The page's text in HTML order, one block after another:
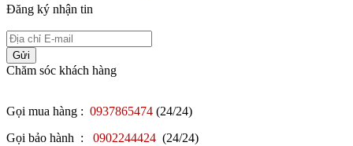
Đăng ký nhận tin
Gửi
Chăm sóc khách hàng
Gọi mua hàng : 0937865474 (24/24)
Gọi bảo hành :
0902244424 (24/24)